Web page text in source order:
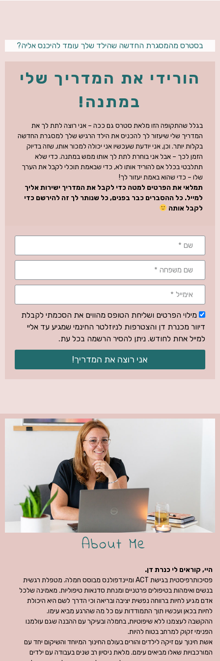
בסטרס מהמסגרת החדשה שהילד שלך עומד להיכנס אליה?
הורידי את המדריך שלי
במתנה!
בגלל שהתקופה הזו מלאת סטרס גם ככה – אני רוצה לתת לך את
המדריך שלי שיעזור לך להכניס את הילד הרגיש שלך למסגרת החדשה
בקלות יותר. וכן, אני יודעת שעכשיו אני יכולה למכור אותו, שזה בדיוק
הזמן לכך – אבל אני בוחרת לתת לך אותו ממש במתנה. כדי שלא
תתלבטי בכלל אם להוריד אותו לא, כדי שבאמת תוכלי לקבל את הערך
שלו – כדי שהוא באמת יעזור לך!
תמלאי את הפרטים למטה כדי לקבל את המדריך ישירות אליך
למייל. כל ההסברים כבר בפנים, כל שנותר לך זה להירשם כדי
לקבל אותה
מילוי הפרטים ושליחת הטופס מהווים את הסכמתי לקבלת
דיוור מכנרת דן והצטרפות לניוזלטר החינמי שמגיע עד אליי
למייל אחת לחודש. ניתן להסיר הרשמה בכל עת.
אני רוצה את המדריך!
About Me
היי, קוראים לי כנרת דן.
פסיכותרפיסטית בגישת ACT ומיינדפולנס מבוסס חמלה. מטפלת רגשית
בנשים ואימהות בטיפולים פרטניים ומנחת סדנאות טיפוליות. מאמינה שלכל
אדם מגיע לחיות ברווחה נפשית יציבה ובריאה וכי הדרך לשם היא היכולת
לחיות בכאן ועכשיו תוך התמודדות עם כל מה שהרגע מביא עימו.
ההקשבה לעצמנו ללא שיפוטיות, בחמלה ובעיקר עם ההבנה שגם עולמנו
הפנימי זקוק למרחב בטוח להיות.
אשת חינוך עם זיקה לילדים והורים בעולם החינוך המיוחד והשיקום יחד עם
המורכבויות שאלו מביאים עימם. מלאת ניסיון רב שנים בעבודה עם ילדים